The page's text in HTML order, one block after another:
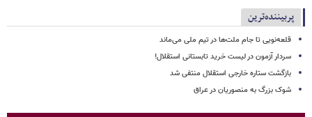
پربیننده‌ترین
قلعه‌نویی تا جام ملت‌ها در تیم ملی می‌ماند
سردار آزمون در لیست خرید تابستانی استقلال!
بازگشت ستاره خارجی استقلال منتفی شد
شوک بزرگ به منصوریان در عراق